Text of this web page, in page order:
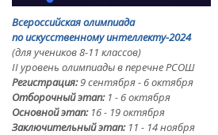
Всероссийская олимпиада
по искусственному интеллекту-2024
(для учеников 8-11 классов)
II уровень олимпиады в перечне РСОШ
Регистрация:9 сентября - 6 октября
Отборочный этап: 1 - 6 октября
Основной этап:16 - 19 октября
Заключительный этап: 11 - 14 ноября